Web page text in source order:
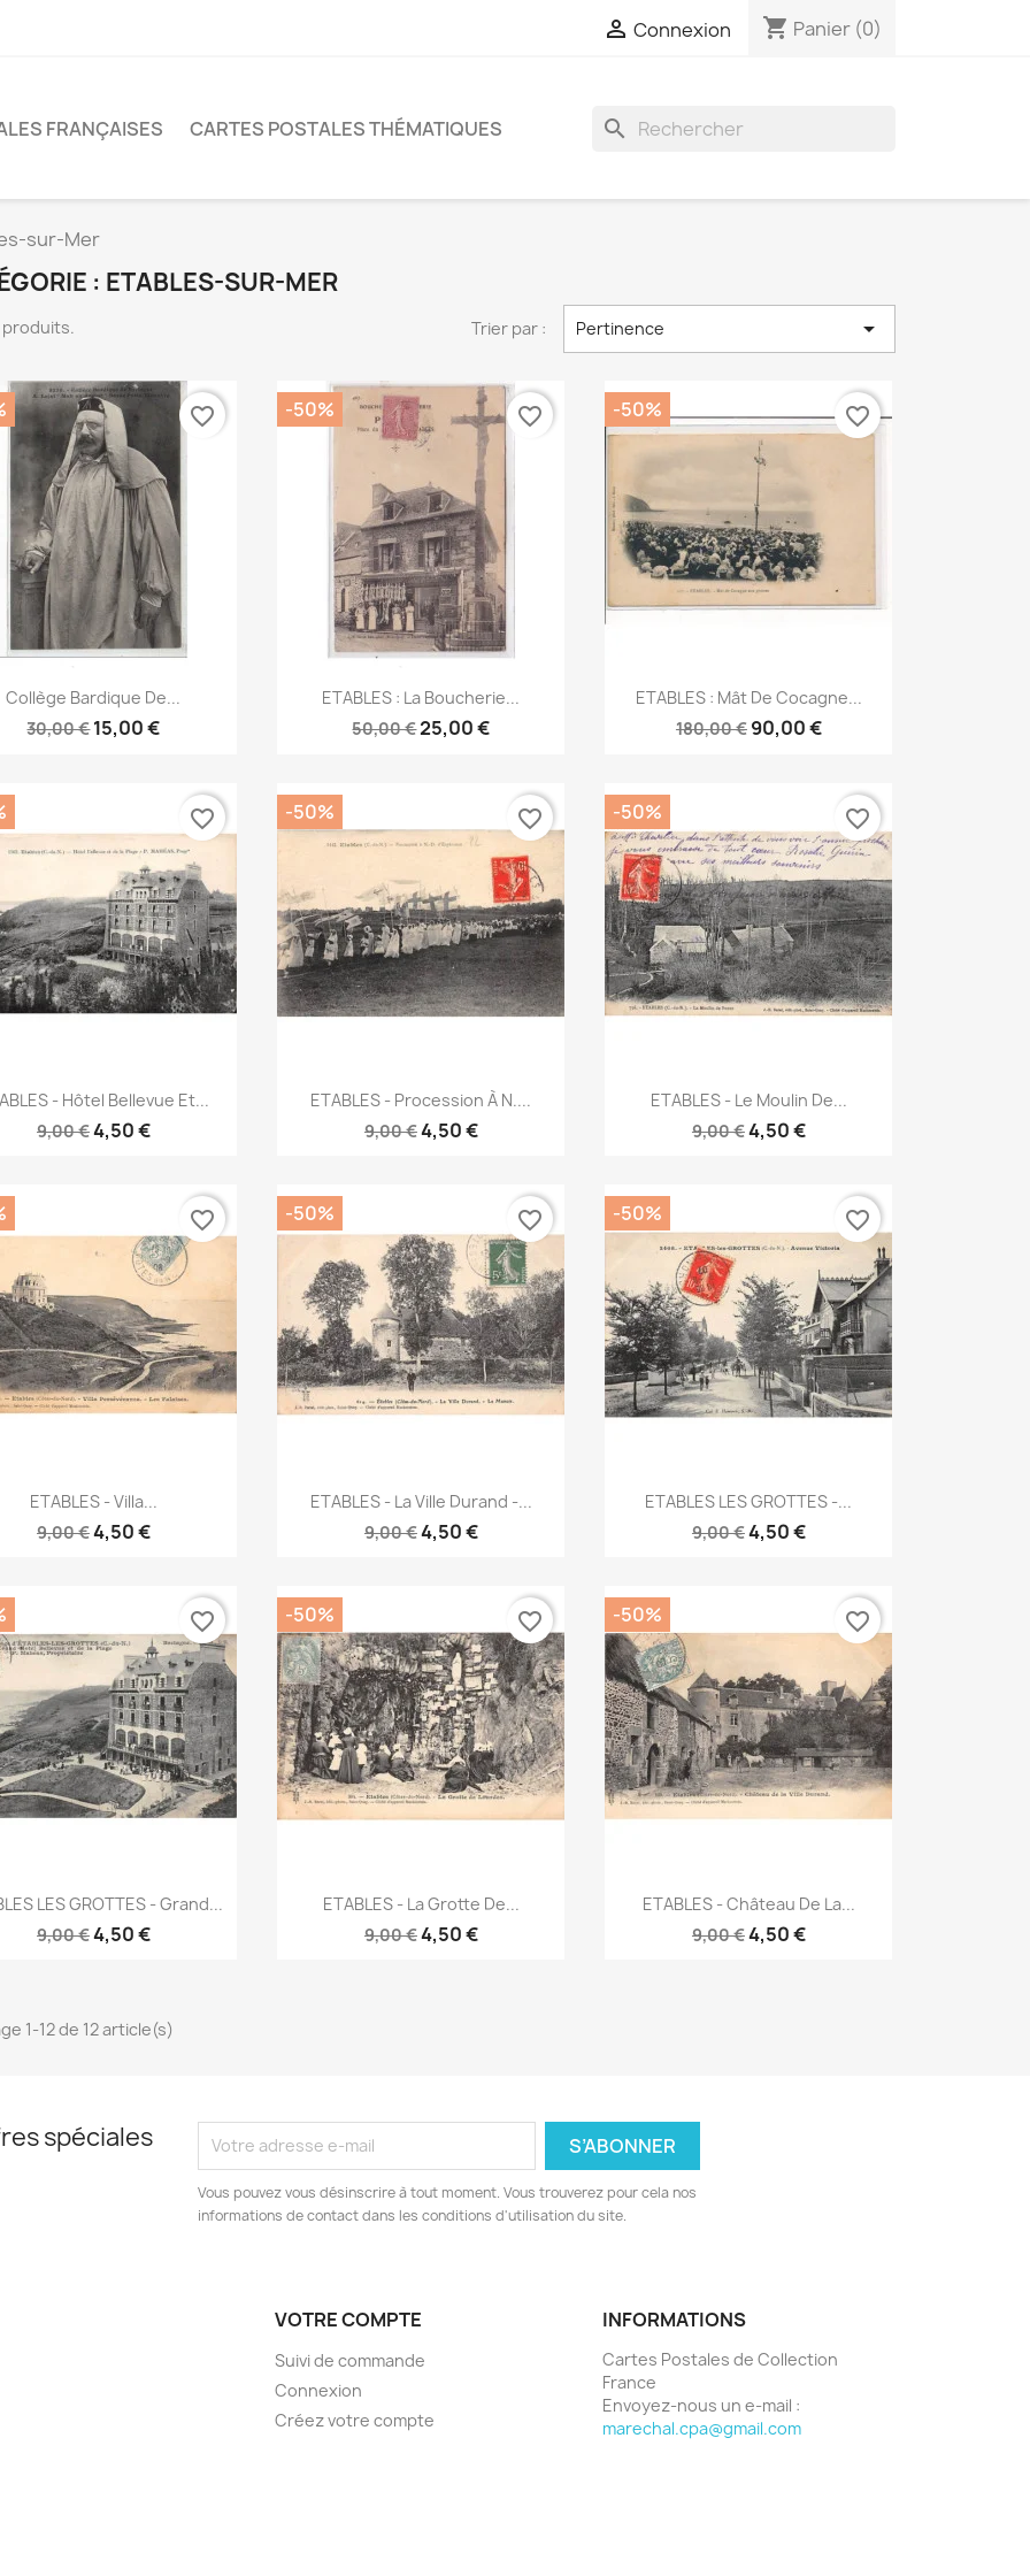
 Connexion shopping_cart Panier (0)
FRANÇAISES CARTES POSTALES THÉMATIQUES search
sur-Mer
: ETABLES-SUR-MER
produits. Trier par : Pertinence 
Aperçu rapide
Collège Bardique De...
30,00 €15,00 €
favorite_border
 Aperçu rapide
ETABLES : La Boucherie...
50,00 €25,00 €
-50% favorite_border
Aperçu rapide
ETABLES : Mât De Cocagne...
180,00 € 90,00 €
-50% favorite_border
Aperçu rapide
- Hôtel Bellevue Et...
9,00 €4,50 €
favorite_border
Aperçu rapide
ETABLES - Procession À N....
9,00 €4,50 €
-50% favorite_border
 Aperçu rapide
ETABLES - Le Moulin De...
9,00 €4,50 €
-50% favorite_border
Aperçu rapide
ETABLES - Villa...
9,00 €4,50 €
favorite_border
Aperçu rapide
ETABLES - La Ville Durand -...
9,00 €4,50 €
-50% favorite_border
Aperçu rapide
ETABLES LES GROTTES -...
9,00 €4,50 €
-50% favorite_border
 Aperçu rapide
LES GROTTES - Grand...
9,00 €4,50 €
favorite_border
 Aperçu rapide
ETABLES - La Grotte De...
9,00 €4,50 €
-50% favorite_border
Aperçu rapide
ETABLES - Château De La...
9,00 €4,50 €
-50% favorite_border
1-12 de 12 article(s)
spéciales
Vous pouvez vous désinscrire à tout moment. Vous trouverez pour cela nos
informations de contact dans les conditions d'utilisation du site.
VOTRE COMPTE
Suivi de commande
Connexion
Créez votre compte
INFORMATIONS
Cartes Postales de Collection
France
Envoyez-nous un e-mail :
marechal.cpa@gmail.com